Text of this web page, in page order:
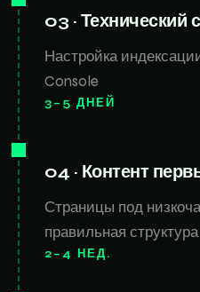
03 · Технический
Настройка
Console
3–5 ДНЕЙ
04 · Контент
Страницы под
правильная структура
2–4 НЕД.